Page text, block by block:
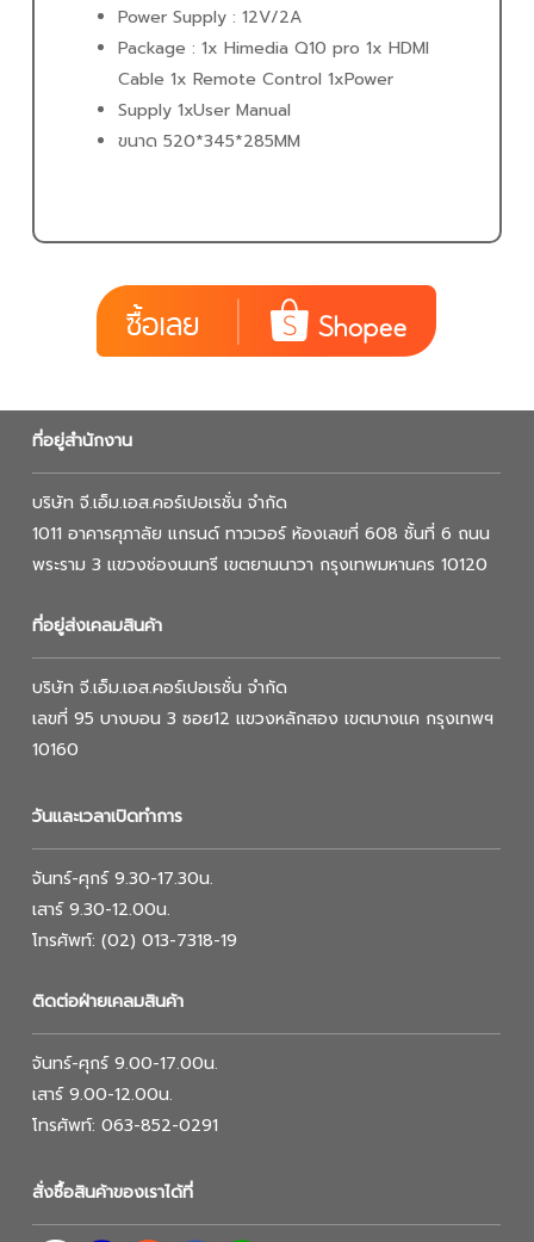
Power Supply : 12V/2A
Package : 1x Himedia Q10 pro 1x HDMI
Cable 1x Remote Control 1xPower
Supply 1xUser Manual
ขนาด 520*345*285MM
ที่อยู่สำนักงาน
บริษัท จี.เอ็ม.เอส.คอร์เปอเรชั่น จำกัด
1011 อาคารศุภาลัย แกรนด์ ทาวเวอร์ ห้องเลขที่ 608 ชั้นที่ 6 ถนน
พระราม 3 แขวงช่องนนทรี เขตยานนาวา กรุงเทพมหานคร 10120
ที่อยู่ส่งเคลมสินค้า
บริษัท จี.เอ็ม.เอส.คอร์เปอเรชั่น จำกัด
เลขที่ 95 บางบอน 3 ซอย12 แขวงหลักสอง เขตบางแค กรุงเทพฯ
10160
วันและเวลาเปิดทำการ
จันทร์-ศุกร์ 9.30-17.30น.
เสาร์ 9.30-12.00น.
โทรศัพท์: (02) 013-7318-19
ติดต่อฝ่ายเคลมสินค้า
จันทร์-ศุกร์ 9.00-17.00น.
เสาร์ 9.00-12.00น.
โทรศัพท์: 063-852-0291
สั่งซื้อสินค้าของเราได้ที่